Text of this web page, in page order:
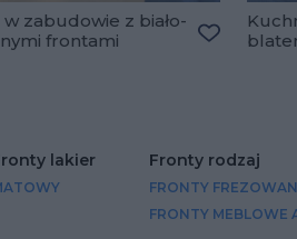
w zabudowie z biało-
frontami
lakier Fronty rodzaj
FRONTY
FRONTY MEBLOWE